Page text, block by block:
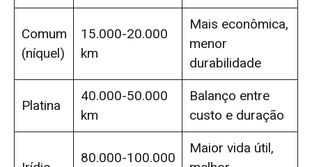
Comum
(níquel)
15.000-20.000
km
Mais econômica,
menor
durabilidade
Platina
40.000-50.000
km
Balanço entre
custo e duração
80.000-100.000
Maior vida útil,